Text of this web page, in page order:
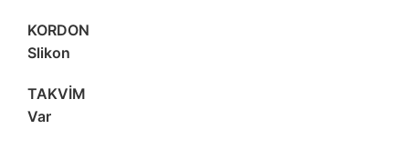
KORDON
Slikon
TAKVİM
Var